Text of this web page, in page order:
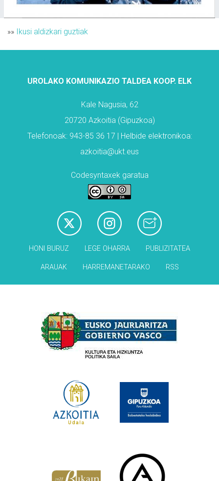
»» Ikusi aldizkari guztiak
UROLAKO KOMUNIKAZIO TALDEA KOOP. ELK
Kale Nagusia, 62
20720 Azkoitia (Gipuzkoa)
Telefonoak: 943-85 36 17 | Helbide elektronikoa:
azkoitia@ukt.eus
Codesyntaxek garatua
HONI BURUZ LEGE OHARRA PUBLIZITATEA
ARAUAK HARREMANETARAKO RSS